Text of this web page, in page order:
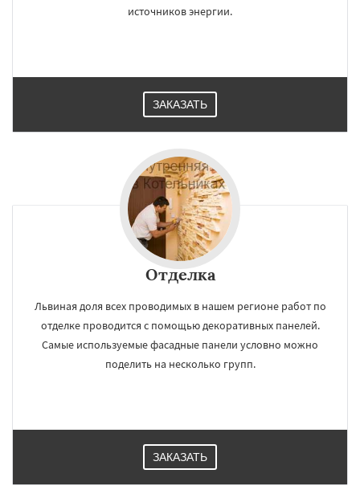
источников энергии.
ЗАКАЗАТЬ
Отделка
Львиная доля всех проводимых в нашем регионе работ по
отделке проводится с помощью декоративных панелей.
Самые используемые фасадные панели условно можно
поделить на несколько групп.
ЗАКАЗАТЬ